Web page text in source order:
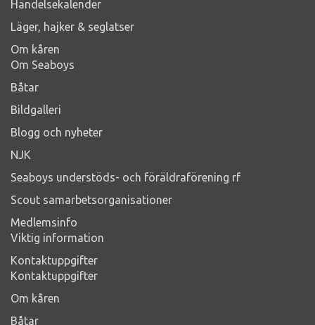
Händelsekalender
Läger, hajker & seglatser
Om kåren
Om Seaboys
Båtar
Bildgalleri
Blogg och nyheter
NJK
Seaboys understöds- och föräldraförening rf
Scout samarbetsorganisationer
Medlemsinfo
Viktig information
Kontaktuppgifter
Kontaktuppgifter
Om kåren
Båtar